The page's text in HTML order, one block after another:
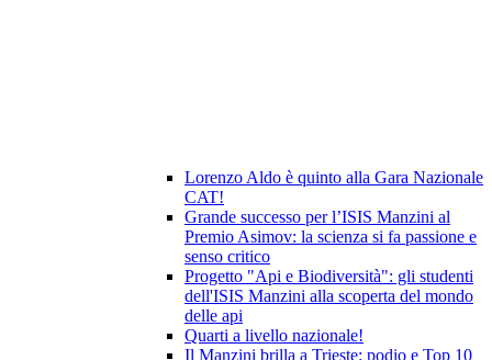
Lorenzo Aldo è quinto alla Gara Nazionale
CAT!
Grande successo per l’ISIS Manzini al
Premio Asimov: la scienza si fa passione e
senso critico
Progetto "Api e Biodiversità": gli studenti
dell'ISIS Manzini alla scoperta del mondo
delle api
Quarti a livello nazionale!
Il Manzini brilla a Trieste: podio e Top 10